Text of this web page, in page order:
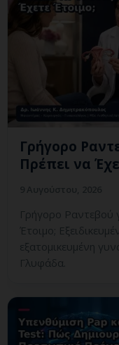
Γρήγορο
Πρέπει να
Γρήγορο Ραντεβού
Έτοιμο;
εξατομικευμένη
Γλυφάδα.